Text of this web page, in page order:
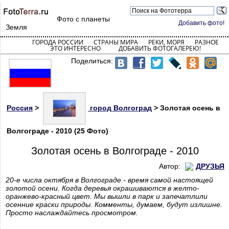
Добавить фото!
Фото с планеты
Земля
ГОРОДА РОССИИ СТРАНЫ МИРА РЕКИ, МОРЯ РАЗНОЕ
ЭТО ИНТЕРЕСНО ДОБАВИТЬ ФОТОГАЛЕРЕЮ!
Поделиться:
Россия > город Волгоград > Золотая осень в
Волгограде - 2010 (25 Фото)
Золотая осень в Волгограде - 2010
Автор:
ДРУЗЬЯ
20-е числа октября в Волгограде - время самой настоящей
золотой осени. Когда деревья окрашиваются в желто-
оранжево-красный цвет. Мы вышли в парк и запечатлили
осенние краски природы. Комменты, думаем, будут излишне.
Просто наслаждайтесь просмотром.